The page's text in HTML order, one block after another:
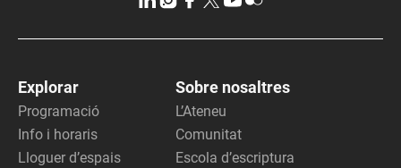
Explorar
Programació
Info i horaris
Lloguer d’espais
Sobre nosaltres
L’Ateneu
Comunitat
Escola d’escriptura